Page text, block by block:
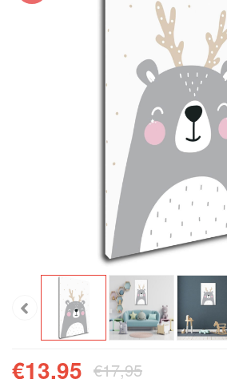
€13,95 €17,95